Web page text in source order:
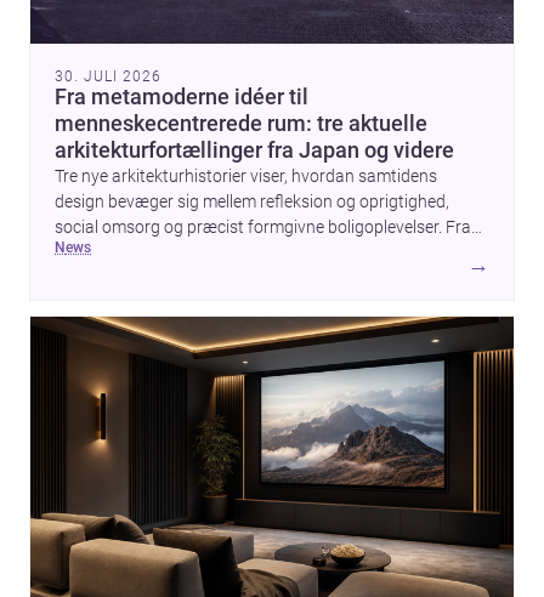
30. JULI 2026
Fra metamoderne idéer til
menneskecentrerede rum: tre aktuelle
arkitekturfortællinger fra Japan og videre
Tre nye arkitekturhistorier viser, hvordan samtidens
design bevæger sig mellem refleksion og oprigtighed,
social omsorg og præcist formgivne boligoplevelser. Fra
den teoretiske diskussion om metamodernisme til et
livskvalitet.
news
→